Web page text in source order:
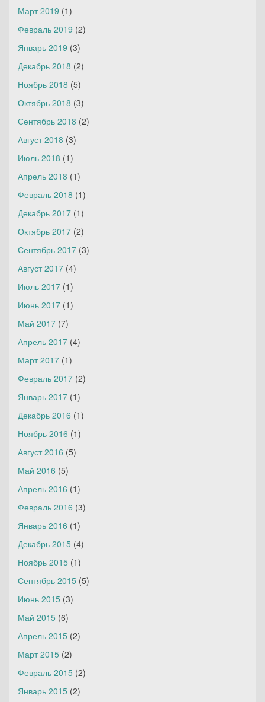
Март 2019 (1)
Февраль 2019 (2)
Январь 2019 (3)
Декабрь 2018 (2)
Ноябрь 2018 (5)
Октябрь 2018 (3)
Сентябрь 2018 (2)
Август 2018 (3)
Июль 2018 (1)
Апрель 2018 (1)
Февраль 2018 (1)
Декабрь 2017 (1)
Октябрь 2017 (2)
Сентябрь 2017 (3)
Август 2017 (4)
Июль 2017 (1)
Июнь 2017 (1)
Май 2017 (7)
Апрель 2017 (4)
Март 2017 (1)
Февраль 2017 (2)
Январь 2017 (1)
Декабрь 2016 (1)
Ноябрь 2016 (1)
Август 2016 (5)
Май 2016 (5)
Апрель 2016 (1)
Февраль 2016 (3)
Январь 2016 (1)
Декабрь 2015 (4)
Ноябрь 2015 (1)
Сентябрь 2015 (5)
Июнь 2015 (3)
Май 2015 (6)
Апрель 2015 (2)
Март 2015 (2)
Февраль 2015 (2)
Январь 2015 (2)